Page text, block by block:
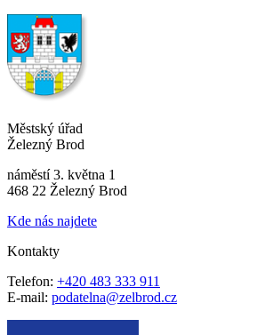
Městský úřad
Železný Brod
náměstí 3. května 1
468 22 Železný Brod
Kde nás najdete
Kontakty
Telefon: +420 483 333 911
E-mail: podatelna@zelbrod.cz